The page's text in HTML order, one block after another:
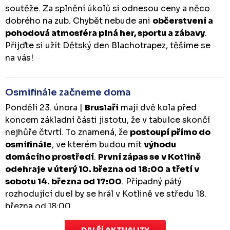
soutěže. Za splnění úkolů si odnesou ceny a něco
dobrého na zub. Chybět nebude ani občerstvení a
pohodová atmosféra plná her, sportu a zábavy.
Přijďte si užít Dětský den Blachotrapez, těšíme se
na vás!
Osmifinále začneme doma
Pondělí 23. února | Bruslaři mají dvě kola před
koncem základní části jistotu, že v tabulce skončí
nejhůře čtvrtí. To znamená, že postoupí přímo do
osmifinále, ve kterém budou mítvýhodu
domácího prostředí. První zápas se v Kotlině
odehraje v úterý 10. března od 18:00 a třetí v
sobotu 14. března od 17:00. Případný pátý
rozhodující duel by se hrál v Kotlině ve středu 18.
března od 18:00.